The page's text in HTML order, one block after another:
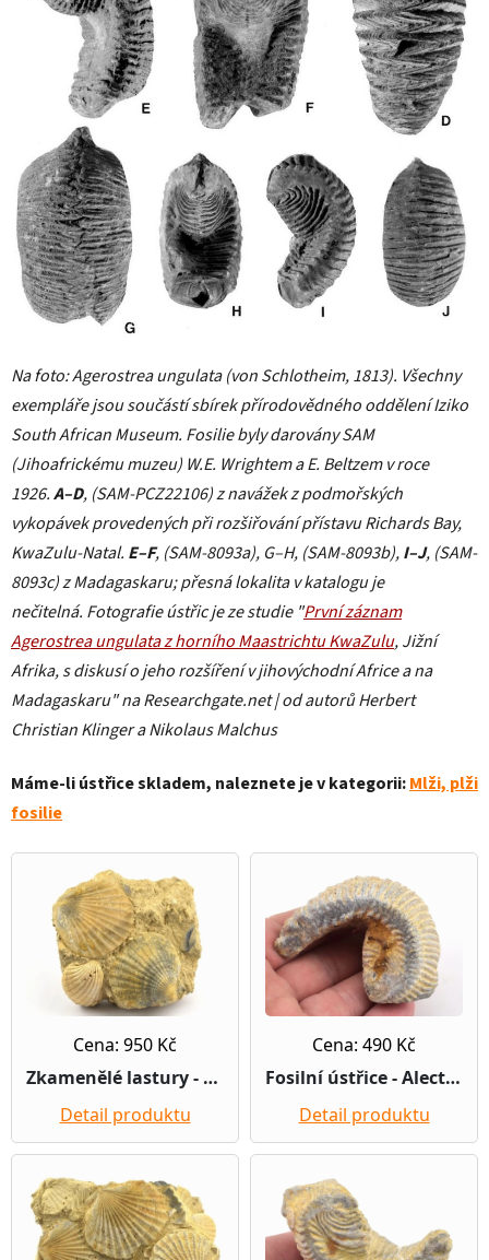
Na foto: Agerostrea ungulata (von Schlotheim, 1813). Všechny
exempláře jsou součástí sbírek přírodovědného oddělení Iziko
South African Museum. Fosilie byly darovány SAM
(Jihoafrickému muzeu) W.E. Wrightem a E. Beltzem v roce
1926.A–D, (SAM-PCZ22106) z navážek z podmořských
vykopávek provedených při rozšiřování přístavu Richards Bay,
KwaZulu-Natal. E–F, (SAM-8093a), G–H, (SAM-8093b),I–J, (SAM-
8093c) z Madagaskaru; přesná lokalita v katalogu je
nečitelná. Fotografie ústřic je ze studie "První záznam
Agerostrea ungulata z horního Maastrichtu KwaZulu, Jižní
Afrika, s diskusí o jeho rozšíření v jihovýchodní Africe a na
Madagaskaru" na Researchgate.net | od autorů Herbert
Christian Klinger a Nikolaus Malchus
Máme-li ústřice skladem, naleznete je v kategorii:Mlži, plži
fosilie